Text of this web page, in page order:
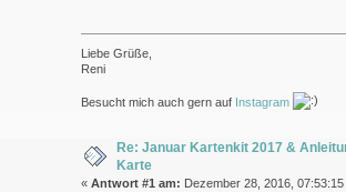
Liebe Grüße,
Reni
Besucht mich auch gern auf Instagram
Re: Januar Kartenkit 2017 &
Karte
« Antwort #1 am: Dezember 28, 2016, 07:53:15